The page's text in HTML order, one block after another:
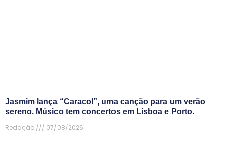
Jasmim lança “Caracol”, uma canção para um verão
sereno. Músico tem concertos em Lisboa e Porto.
Redação
07/08/2026